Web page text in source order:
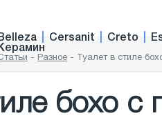
Cersanit Creto
- Разное - Туалет в стиле
бохо